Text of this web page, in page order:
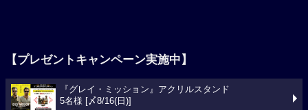
【プレゼントキャンペーン実施中】
『グレイ・ミッション』アクリルスタンド
5名様 [〆8/16(日)]